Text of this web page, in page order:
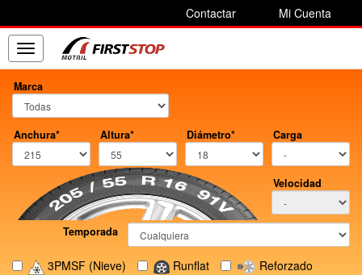
Contactar Mi Cuenta
Toggle
navigation
Marca
Anchura* Altura* Diámetro* Carga
Velocidad
Temporada
3PMSF (Nieve) Runflat Reforzado